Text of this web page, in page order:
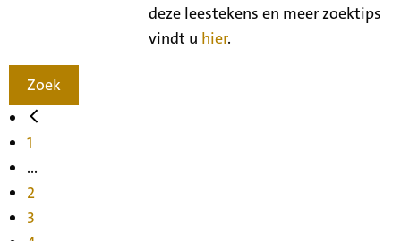
deze leestekens en meer zoektips
vindt u hier.
Zoek
1
...
2
3